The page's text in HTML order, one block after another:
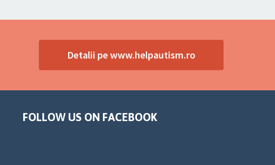
Detalii pe www.helpautism.ro
FOLLOW US ON FACEBOOK